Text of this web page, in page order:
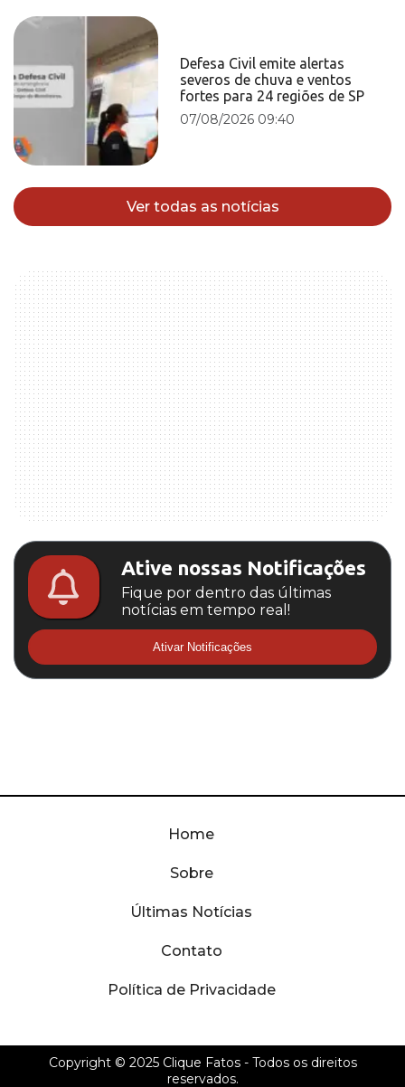
Defesa Civil emite alertas
severos de chuva e ventos
fortes para 24 regiões de SP
07/08/2026 09:40
Ver todas as notícias
Ative nossas Notificações
Fique por dentro das últimas
notícias em tempo real!
Ativar Notificações
Home
Sobre
Últimas Notícias
Contato
Política de Privacidade
Copyright © 2025 Clique Fatos- Todos os direitos
reservados.